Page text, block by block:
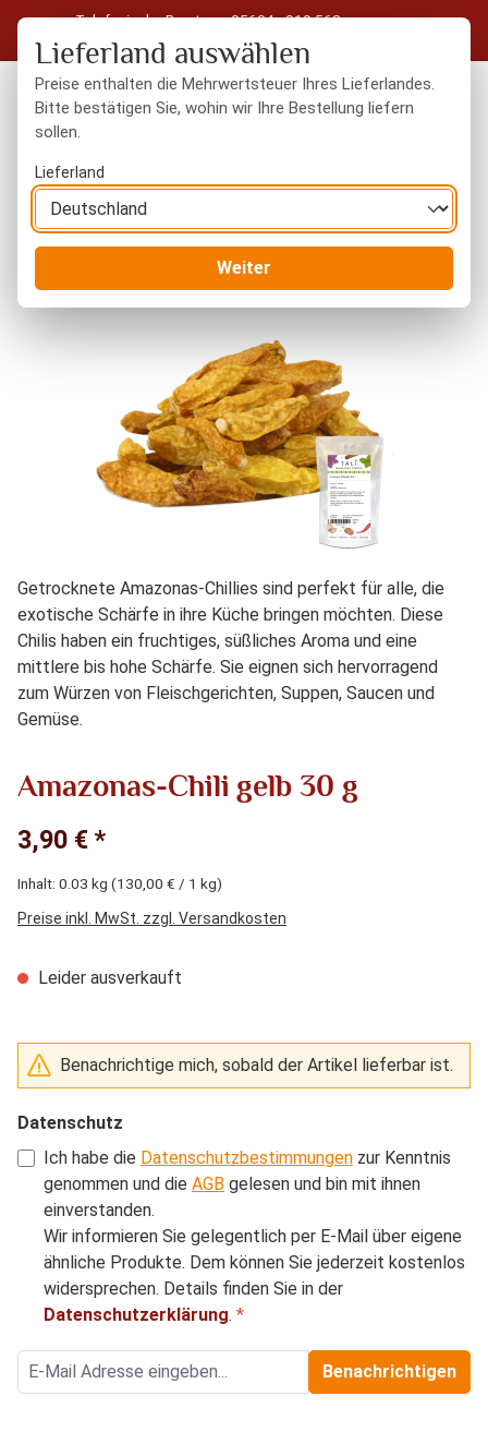
Zum Hauptinhalt springen
Telefonische Beratung: 05604 - 919 563
Kostenloser Versand in Deutschland ab 50 € Warenwert
Getrocknete Amazonas-Chillies sind perfekt für alle, die
exotische Schärfe in ihre Küche bringen möchten. Diese
Chilis haben ein fruchtiges, süßliches Aroma und eine
mittlere bis hohe Schärfe. Sie eignen sich hervorragend
zum Würzen von Fleischgerichten, Suppen, Saucen und
Gemüse.
Amazonas-Chili gelb 30 g
3,90 € *
Inhalt: 0.03 kg (130,00 € / 1 kg)
Preise inkl. MwSt. zzgl. Versandkosten
Leider ausverkauft
Benachrichtige mich, sobald der Artikel lieferbar ist.
Datenschutz
Ich habe die Datenschutzbestimmungen zur Kenntnis
genommen und die AGB gelesen und bin mit ihnen
einverstanden.
Wir informieren Sie gelegentlich per E-Mail über eigene
ähnliche Produkte. Dem können Sie jederzeit kostenlos
widersprechen. Details finden Sie in der
Datenschutzerklärung. *
Benachrichtigen
Lieferland auswählen
Preise enthalten die Mehrwertsteuer Ihres Lieferlandes.
Bitte bestätigen Sie, wohin wir Ihre Bestellung liefern
sollen.
Lieferland
Weiter